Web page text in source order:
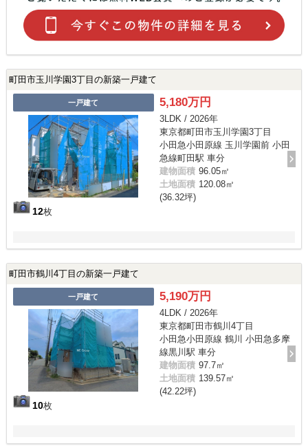
町田市玉川学園3丁目の新築一戸建て
一戸建て
12枚
5,180万円
3LDK / 2026年
東京都町田市玉川学園3丁目
小田急小田原線 玉川学園前 小田
急線町田駅 車分
建物面積 96.05㎡
土地面積 120.08㎡
(36.32坪)
町田市鶴川4丁目の新築一戸建て
一戸建て
10枚
5,190万円
4LDK / 2026年
東京都町田市鶴川4丁目
小田急小田原線 鶴川 小田急多摩
線黒川駅 車分
建物面積 97.7㎡
土地面積 139.57㎡
(42.22坪)